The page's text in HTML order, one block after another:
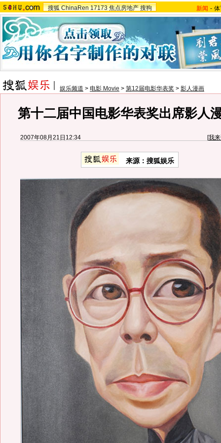
搜狐 ChinaRen 17173 焦点房地产 搜狗 新闻 -
娱乐频道 > 电影 Movie > 第12届电影华表奖 > 影人漫画
第十二届中国电影华表奖出席影人
2007年08月21日12:34 [我
来源：搜狐娱乐